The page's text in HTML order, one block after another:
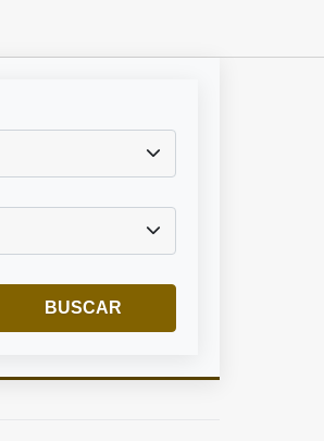
BUSCAR